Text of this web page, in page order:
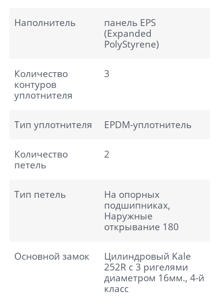
Наполнитель
панель EPS
(Expanded
PolyStyrene)
Количество
контуров
уплотнителя
3
Тип уплотнителя EPDM-уплотнитель
Количество
петель
2
Тип петель
На опорных
подшипниках,
Наружные
открывание 180
Основной замок
Цилиндровый Kale
252R с 3 ригелями
диаметром 16мм., 4-й
класс